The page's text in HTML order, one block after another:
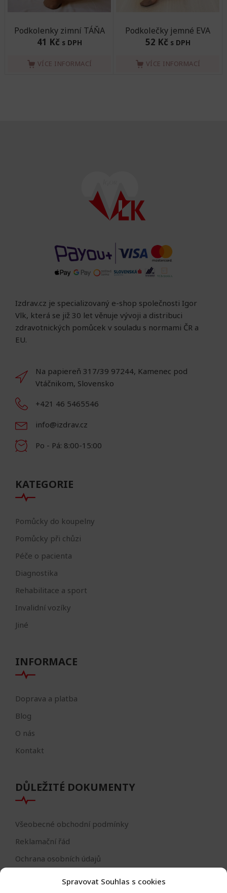
Spravovat Souhlas s cookies
Podkolenky zimní TÁŇA
41 Kč s DPH
VÍCE INFORMACÍ
Podkolečky jemné EVA
52 Kč s DPH
VÍCE INFORMACÍ
Izdrav.cz je specializovaný e-shop společnosti Igor
Vlk, která se již 30 let věnuje vývoji a distribuci
zdravotnických pomůcek v souladu s normami ČR a
EU.
Na papiereň 317/39 97244, Kamenec pod
Vtáčnikom, Slovensko
+421 46 5465546
info@izdrav.cz
Po - Pá: 8:00-15:00
KATEGORIE
Pomůcky do koupelny
Pomůcky při chůzi
Péče o pacienta
Diagnostika
Rehabilitace a sport
Invalidní vozíky
Jiné
INFORMACE
Doprava a platba
Blog
O nás
Kontakt
DŮLEŽITÉ DOKUMENTY
Všeobecné obchodní podmínky
Reklamační řád
Ochrana osobních údajů